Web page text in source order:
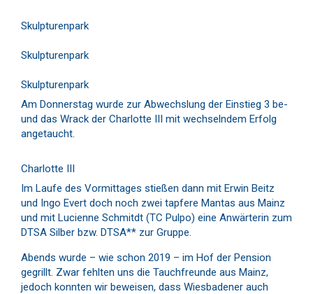
Skulpturenpark
Skulpturenpark
Skulpturenpark
Am Donnerstag wurde zur Abwechslung der Einstieg 3 be-
und das Wrack der Charlotte III mit wechselndem Erfolg
angetaucht.
Charlotte III
Im Laufe des Vormittages stießen dann mit Erwin Beitz
und Ingo Evert doch noch zwei tapfere Mantas aus Mainz
und mit Lucienne Schmitdt (TC Pulpo) eine Anwärterin zum
DTSA Silber bzw. DTSA** zur Gruppe.
Abends wurde – wie schon 2019 – im Hof der Pension
gegrillt. Zwar fehlten uns die Tauchfreunde aus Mainz,
jedoch konnten wir beweisen, dass Wiesbadener auch